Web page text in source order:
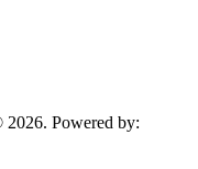
Powered by: